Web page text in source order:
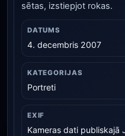
sētas, izstiepjot rokas.
DATUMS
4. decembris 2007
KATEGORIJAS
Portreti
EXIF
Kameras dati publiskajā